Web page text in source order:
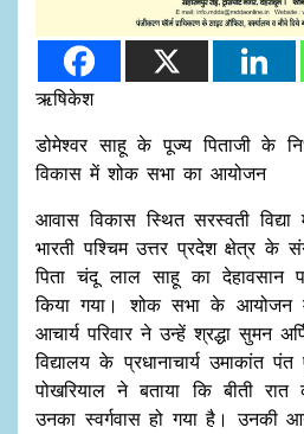
ऋषिकेश
डोमेश्वर साहू के पूज्य पिताजी के
विकास में शोक सभा का आयोजन
आवास विकास स्थित सरस्वती विद्या
भारती पश्चिम उत्तर प्रदेश क्षेत्र के
पिता चंदू लाल साहू का
किया गया। शोक सभा के आयोजन
आचार्य परिवार ने उन्हें श्रद्धा सुमन
विद्यालय के प्रधानाचार्य उमाकांत पंत
पोखरियाल ने बताया कि बीती
उनका स्वर्गवास हो गया है। उनकी